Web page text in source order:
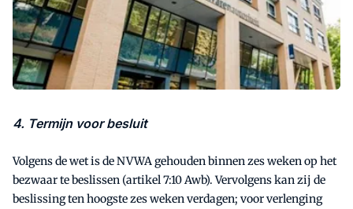
4. Termijn voor besluit
Volgens de wet is de NVWA gehouden binnen zes weken op het
bezwaar te beslissen (artikel 7:10 Awb). Vervolgens kan zij de
beslissing ten hoogste zes weken verdagen; voor verlenging